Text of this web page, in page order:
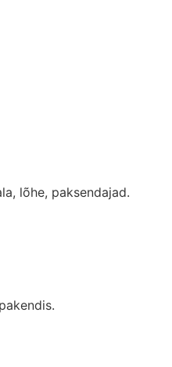
lõhe, paksendajad.